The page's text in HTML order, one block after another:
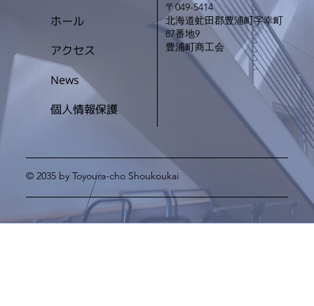
© 2035 by Toyoura-cho Shoukoukai
〒049-5414
北海道虻田郡豊浦町字幸町
87番地9
豊浦町商工会
ホール
アクセス
News
個人情報保護